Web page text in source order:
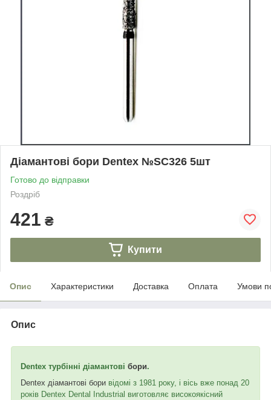
Діамантові бори Dentex №SC326 5шт
Готово до відправки
Роздріб
421 ₴
Купити
Опис Характеристики Доставка Оплата Умови
Опис
Dentex турбінні діамантові бори.
Dentex діамантові бори відомі з 1981 року, і вісь вже понад 20
років Dentex Dental Industrial виготовляє високоякісний